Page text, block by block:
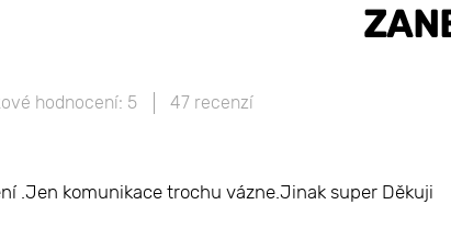
hodnocení: 5 47 recenzí
.Jen komunikace trochu vázne.Jinak super Děkuji